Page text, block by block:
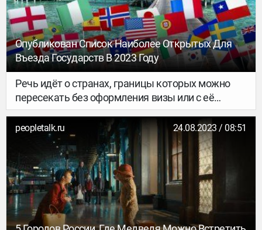
Опубликован Список Наиболее Открытых Для
Въезда Государств В 2023 Году
Речь идёт о странах, границы которых можно
пересекать без оформления визы или с её
выдачей по прибытии. Россия оказалась на 64
месте – примерно в середине рейтинга...
peopletalk.ru 24.08.2023 / 08:51